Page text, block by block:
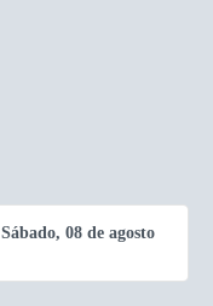
Sábado, 08 de agosto